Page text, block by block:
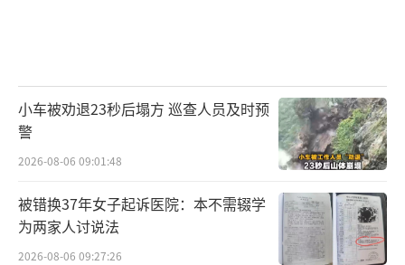
小车被劝退23秒后塌方 巡查人员及时预
警
2026-08-06 09:01:48
被错换37年女子起诉医院：本不需辍学
为两家人讨说法
2026-08-06 09:27:26